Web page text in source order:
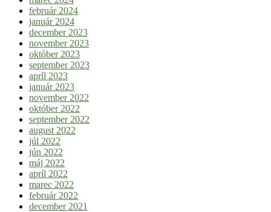
február 2024
január 2024
december 2023
november 2023
október 2023
september 2023
apríl 2023
január 2023
november 2022
október 2022
september 2022
august 2022
júl 2022
jún 2022
máj 2022
apríl 2022
marec 2022
február 2022
december 2021